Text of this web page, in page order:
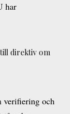
har
direktiv om
verifiering och